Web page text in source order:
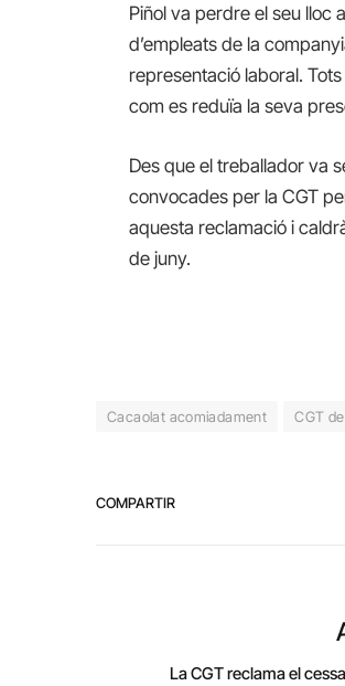
Piñol va perdre el seu lloc
d’empleats de la
representació laboral.
com es reduïa la seva
Des que el treballador va
convocades per la CGT
aquesta reclamació i
de juny.
Cacaolat acomiadament CGT
COMPARTIR
La CGT reclama el